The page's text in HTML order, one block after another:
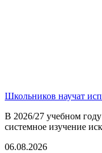
Школьников научат
В 2026/27 учебном
системное изучение
06.08.2026